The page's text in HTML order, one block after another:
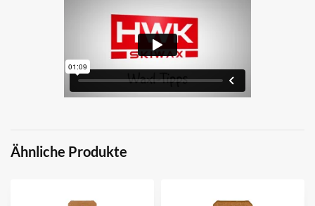
Ähnliche Produkte